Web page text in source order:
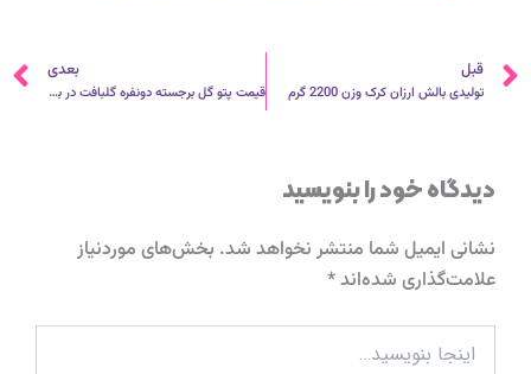
قبلی
قبل
تولیدی بالش ارزان کرک وزن 2200 گرم
بعدی
قیمت پتو گل برجسته دونفره گلبافت در بازار
دیدگاه‌ خود را بنویسید
نشانی ایمیل شما منتشر نخواهد شد. بخش‌های موردنیاز
علامت‌گذاری شده‌اند*
اینجا
بنویسید…